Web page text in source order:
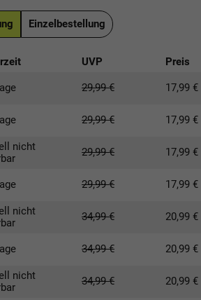
Einzelbestellung
UVP Preis
29,99€ 17,99 €
29,99€ 17,99 €
nicht
29,99€ 17,99 €
29,99€ 17,99 €
nicht
34,99€ 20,99 €
34,99€ 20,99 €
nicht
34,99€ 20,99 €